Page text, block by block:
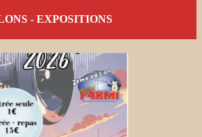
- EXPOSITIONS